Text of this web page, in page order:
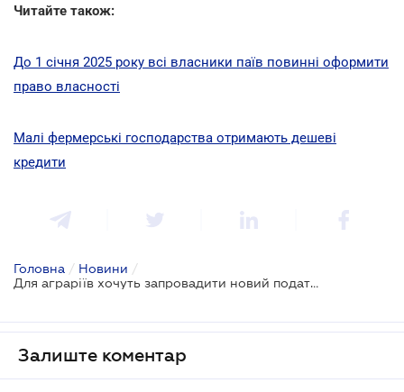
Читайте також:
До 1 січня 2025 року всі власники паїв повинні оформити
право власності
Малі фермерські господарства отримають дешеві
кредити
Головна / Новини /
Для аграріїв хочуть запровадити новий податок
Залиште коментар